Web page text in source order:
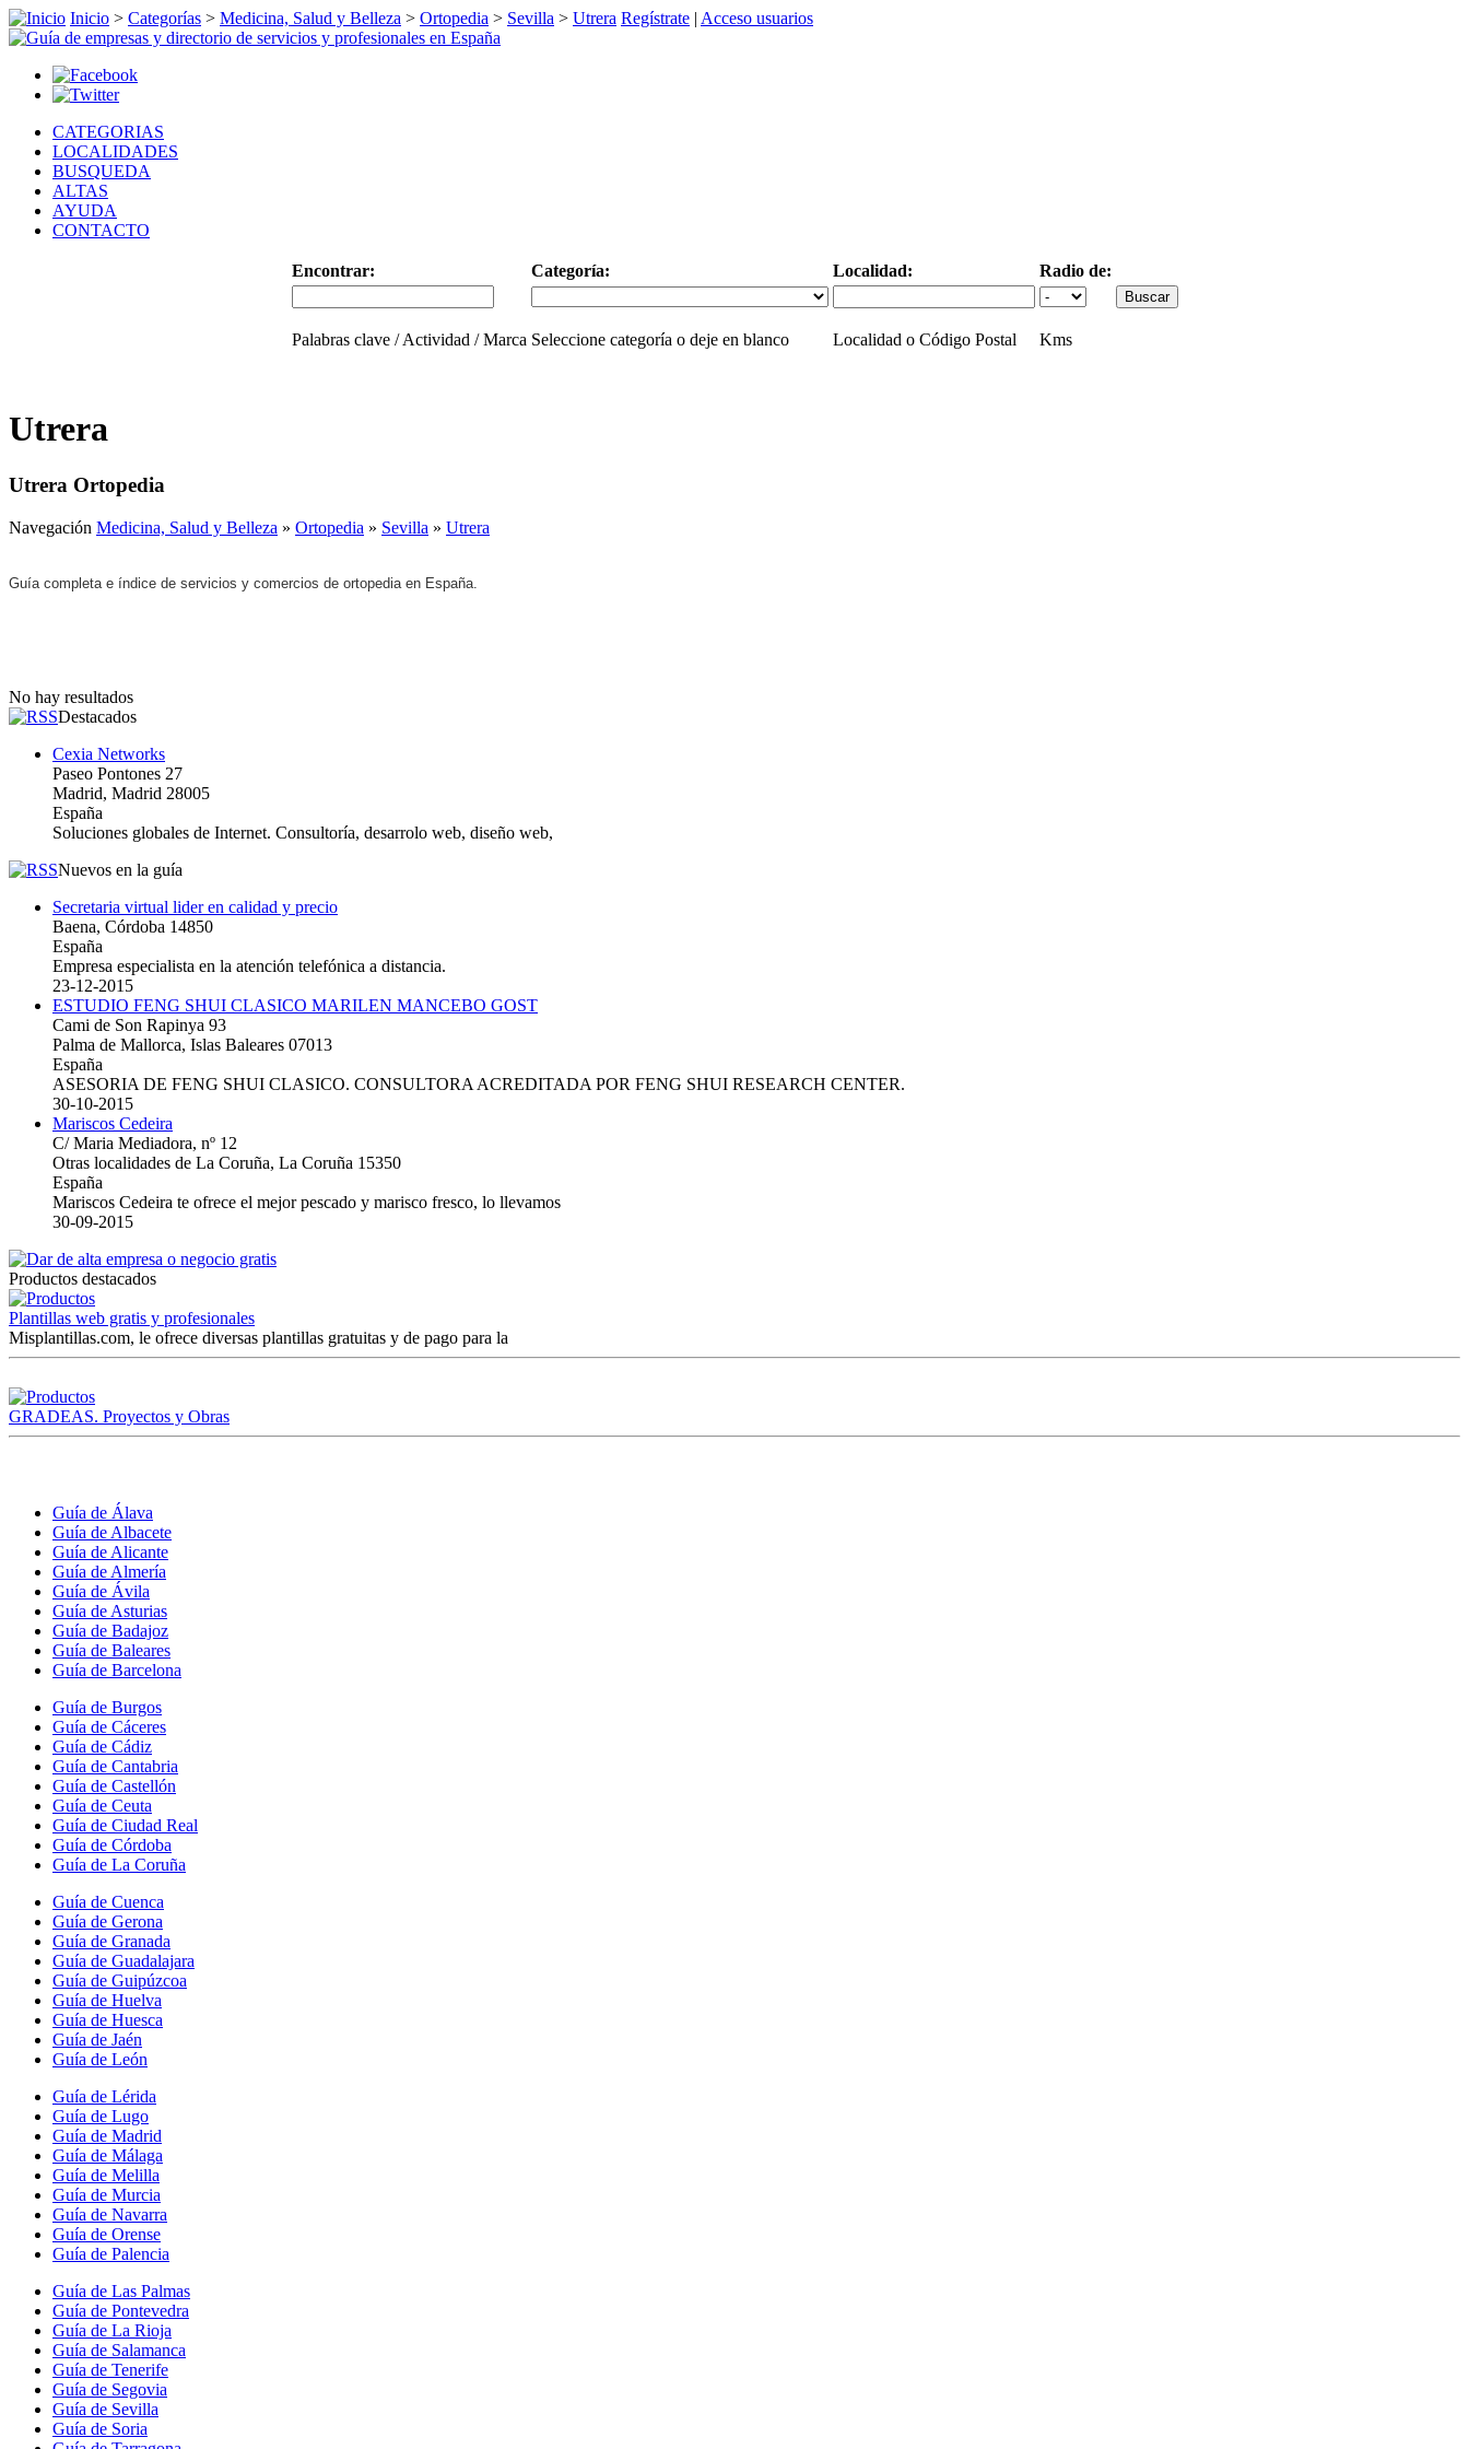
Inicio > Categorías > Medicina, Salud y Belleza > Ortopedia > Sevilla > Utrera Regístrate | Acceso usuarios
CATEGORIAS
LOCALIDADES
BUSQUEDA
ALTAS
AYUDA
CONTACTO
Encontrar: Categoría: Localidad: Radio de:
Palabras clave / Actividad / Marca Seleccione categoría o deje en blanco Localidad o Código Postal Kms
Utrera
Utrera Ortopedia
Navegación Medicina, Salud y Belleza » Ortopedia » Sevilla » Utrera
Guía completa e índice de servicios y comercios de ortopedia en España.
No hay resultados
Destacados
Cexia Networks
Paseo Pontones 27
Madrid, Madrid 28005
España
Soluciones globales de Internet. Consultoría, desarrolo web, diseño web,
Nuevos en la guía
Secretaria virtual lider en calidad y precio
Baena, Córdoba 14850
España
Empresa especialista en la atención telefónica a distancia.
23-12-2015
ESTUDIO FENG SHUI CLASICO MARILEN MANCEBO GOST
Cami de Son Rapinya 93
Palma de Mallorca, Islas Baleares 07013
España
ASESORIA DE FENG SHUI CLASICO. CONSULTORA ACREDITADA POR FENG SHUI RESEARCH CENTER.
30-10-2015
Mariscos Cedeira
C/ Maria Mediadora, nº 12
Otras localidades de La Coruña, La Coruña 15350
España
Mariscos Cedeira te ofrece el mejor pescado y marisco fresco, lo llevamos
30-09-2015
Productos destacados
Plantillas web gratis y profesionales
Misplantillas.com, le ofrece diversas plantillas gratuitas y de pago para la
GRADEAS. Proyectos y Obras
Guía de Álava
Guía de Albacete
Guía de Alicante
Guía de Almería
Guía de Ávila
Guía de Asturias
Guía de Badajoz
Guía de Baleares
Guía de Barcelona
Guía de Burgos
Guía de Cáceres
Guía de Cádiz
Guía de Cantabria
Guía de Castellón
Guía de Ceuta
Guía de Ciudad Real
Guía de Córdoba
Guía de La Coruña
Guía de Cuenca
Guía de Gerona
Guía de Granada
Guía de Guadalajara
Guía de Guipúzcoa
Guía de Huelva
Guía de Huesca
Guía de Jaén
Guía de León
Guía de Lérida
Guía de Lugo
Guía de Madrid
Guía de Málaga
Guía de Melilla
Guía de Murcia
Guía de Navarra
Guía de Orense
Guía de Palencia
Guía de Las Palmas
Guía de Pontevedra
Guía de La Rioja
Guía de Salamanca
Guía de Tenerife
Guía de Segovia
Guía de Sevilla
Guía de Soria